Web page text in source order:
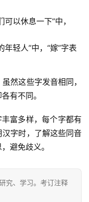
以休息一下”中，
年轻人”中，“嫁”字表
然这些字发音相同，
有不同。
富多样，每个字都有
字时，了解这些同音
避免歧义。
究、学习。考订注释